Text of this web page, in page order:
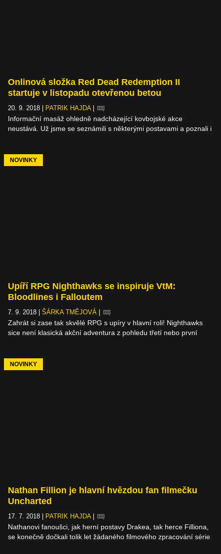
Onlinová složka Red Dead Redemption II
startuje v listopadu otevřenou betou
20. 9. 2018 PATRIK HAJDA
Informační masáž ohledně nadcházející kovbojské akce
neustává. Už jsme se seznámili s některými postavami a poznali i
někdy v listopadu ve formě otevřené bety.
NOVINKY
Upíří RPG Nighthawks se inspiruje VtM:
Bloodlines i Falloutem
7. 9. 2018 ŠÁRKA TMĚJOVÁ
Zahrát si zase tak skvělé RPG s upíry v hlavní roli! Nighthawks
sice není klasická akční adventura z pohledu třetí nebo první
chce inspirovat. Navíc ve spolupráci s jedním z autorů Sunless
Sea, kam že to mám posílat peníze?
NOVINKY
Nathan Fillion je hlavní hvězdou fan filmečku
Uncharted
17. 7. 2018 PATRIK HAJDA
Nathanovi fanoušci, jak herní postavy Drakea, tak herce Filliona,
se konečně dočkali tolik let žádaného filmového zpracování série